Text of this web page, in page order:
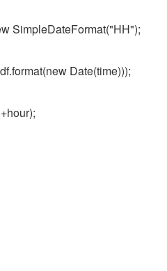
SimpleDateFormat("HH");
Date(time)));